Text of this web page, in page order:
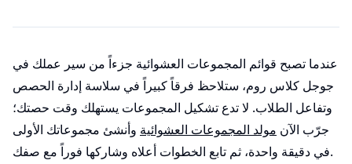
عندما تصبح قوائم المجموعات العشوائية جزءاً من سير عملك في
جوجل كلاس روم، ستلاحظ فرقاً كبيراً في سلاسة إدارة الحصص
وتفاعل الطلاب. لا تدع تشكيل المجموعات يستهلك وقت حصتك؛
جرّب الآن مولد المجموعات العشوائية وأنشئ مجموعاتك الأولى
في دقيقة واحدة، ثم تابع الخطوات أعلاه وشاركها فوراً مع صفك.